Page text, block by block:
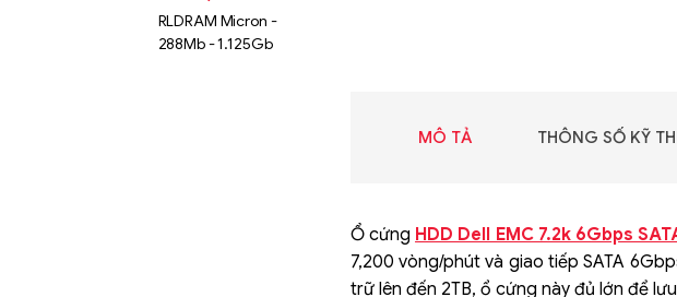
MÔ TẢ THÔNG SỐ KỸ
Ổ cứng HDD Dell EMC 7.2k 6Gbps
7,200 vòng/phút và giao tiếp SATA
trữ lên đến 2TB, ổ cứng này đủ lớn để
RLDRAM Micron -
288Mb - 1.125Gb